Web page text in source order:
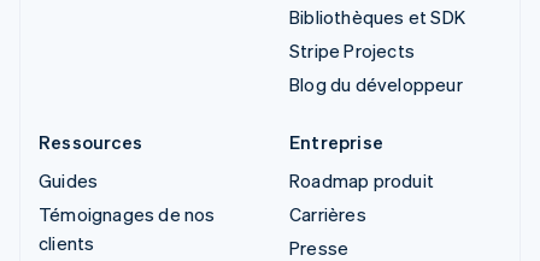
Bibliothèques et SDK
Stripe Projects
Blog du développeur
Ressources
Guides
Témoignages de nos
clients
Entreprise
Roadmap produit
Carrières
Presse